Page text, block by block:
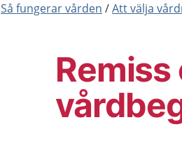
Så fungerar vården Att välja
Remiss